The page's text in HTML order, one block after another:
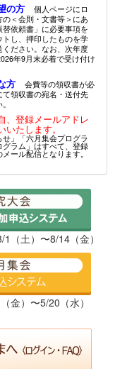
の方
個人ページにロ
＜会則・文書等＞にあ
替依頼書」に必要事項を
トし、押印したものを学
ださい。なお、次年度
年9月末必着で受け付け
方
会費等の領収書が必
領収書の宛名・送付先
、登録メールアドレ
たします。
せ」「六月集会プログラ
グラム」はすべて、登録
ール配信となります。
1（土）〜8/14（金）
金）〜5/20（水）